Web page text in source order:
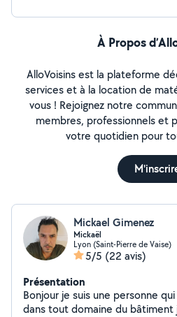
À Propos
AlloVoisins est la plateforme
services et à la location de
vous ! Rejoignez notre
membres, professionnels et
votre quotidien pour
Mickael Gimenez
Mickaël
Lyon (Saint-Pierre de Vaise)
5/5 (22 avis)
Présentation
Bonjour je suis une personne
dans tout domaine du bâtiment